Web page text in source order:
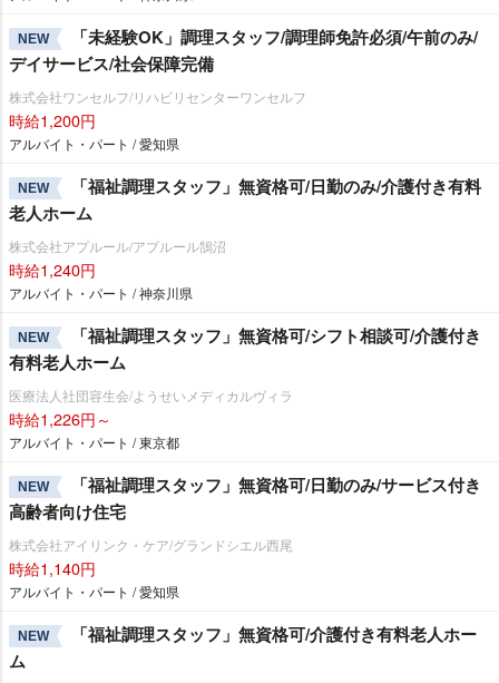
NEW
「未経験OK」調理スタッフ/調理師免許必須/午前のみ/
デイサービス/社会保障完備
株式会社ワンセルフ/リハビリセンターワンセルフ
時給1,200円
アルバイト・パート / 愛知県
NEW
「福祉調理スタッフ」無資格可/日勤のみ/介護付き有料
老人ホーム
株式会社アプルール/アプルール鵠沼
時給1,240円
アルバイト・パート / 神奈川県
NEW
「福祉調理スタッフ」無資格可/シフト相談可/介護付き
有料老人ホーム
医療法人社団容生会/ようせいメディカルヴィラ
時給1,226円～
アルバイト・パート / 東京都
NEW
「福祉調理スタッフ」無資格可/日勤のみ/サービス付き
高齢者向け住宅
株式会社アイリンク・ケア/グランドシエル西尾
時給1,140円
アルバイト・パート / 愛知県
NEW
「福祉調理スタッフ」無資格可/介護付き有料老人ホー
ム